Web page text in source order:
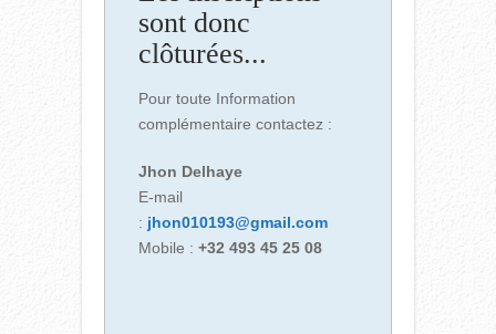
sont donc
clôturées...
Pour toute Information
complémentaire contactez :
Jhon Delhaye
E-mail
: jhon010193@gmail.com
Mobile : +32 493 45 25 08